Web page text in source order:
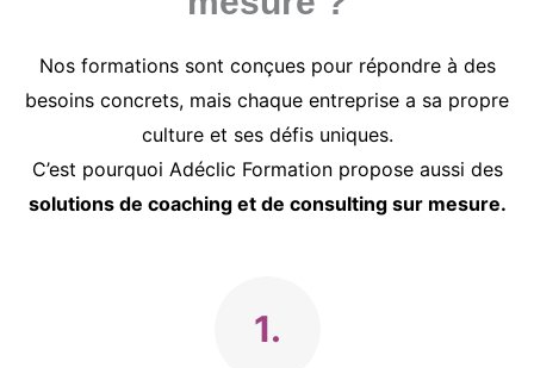
Nos formations sont conçues pour répondre à des
besoins concrets, mais chaque entreprise a sa propre
culture et ses défis uniques.
C’est pourquoi Adéclic Formation propose aussi des
solutions de coaching et de consulting sur mesure.
1.